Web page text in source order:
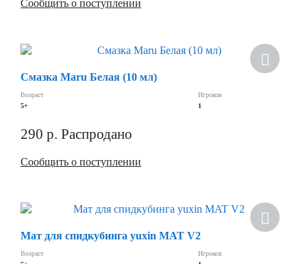
Сообщить о поступлении
Смазка Maru Белая (10 мл)
Возраст
5+
Игроков
1
290 р. Распродано
Сообщить о поступлении
Мат для спидкубинга yuxin MAT V2
Возраст
Игроков